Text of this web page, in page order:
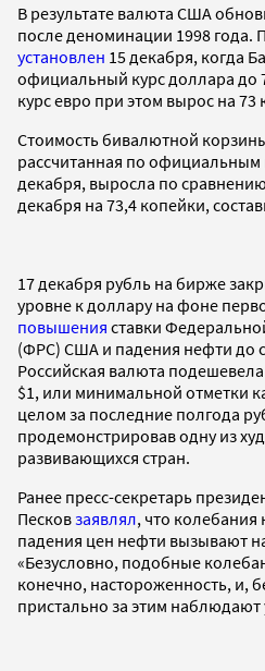
В результате валюта США
после деноминации 1998 года.
установлен 15 декабря, когда
официальный курс доллара
курс евро при этом вырос на 73
Стоимость бивалютной
рассчитанная по официальным
декабря, выросла по
декабря на 73,4 копейки,
17 декабря рубль на бирже
уровне к доллару на фоне
повышения ставки
(ФРС) США и падения нефти до
Российская валюта
$1, или минимальной отметки
целом за последние полгода
продемонстрировав одну из
развивающихся стран.
Ранее пресс-секретарь
Песковзаявлял, что колебания
падения цен нефти вызывают
«Безусловно, подобные
конечно, настороженность, и,
пристально за этим наблюдают